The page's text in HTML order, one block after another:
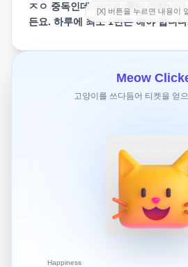
ㅈㅇ 중독인데 어카죠 중딩 여잡니
든요. 하루에 최소 1번은 해야 합니
중딩 여잡니다. 제가 ㅈㅇ 중독이거
몰래 문 잠그고 해요.하루 정도는 참
여행이에요. 펜션으로 간다는데 엄마
님은 그 분들을 펜션에 (물론 다른방)
동안 같이 지내고 싶다 하십니다.다
망하고, 심지어 그 분들 아이가 저랑
서 더 망합니다.저도 이거 하찮은 질
참을까요??? 근데 참기가 너무 힘들
[X] 버튼을 누르면 내용이
Meow
고양이를 쓰다듬어 티켓을 얻
Happiness